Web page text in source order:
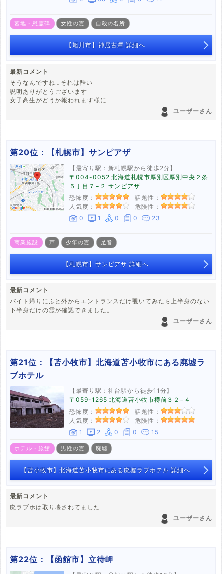
墓地・慰霊碑 女性の霊 自殺の名所
【旭川市】神居古潭 詳細へ
最新コメント
そうなんですね…それは酷い
説明ありがとうございます
女子高生がどうか報われます様に
ユーザーさん
第20位： 【札幌市】サンピアザ
【最寄り駅：新札幌駅から徒歩2分】
〒004-0052 北海道札幌市厚別区厚別中央２条
５丁目７−２ サンピアザ
恐怖度：
話題性：
人気度：
危険性：
0
1 0 0 23
商業施設 声 少年の霊 足音
【札幌市】サンピアザ 詳細へ
最新コメント
バイト帰りにふと外からエントランスだけ覗いてみたら上半身のない
下半身だけの霊が確認できました。
ユーザーさん
第21位：
【苫小牧市】北海道苫小牧市にある廃墟ラ
ブホテル
【最寄り駅：社台駅から徒歩11分】
〒059-1265 北海道苫小牧市樽前３２−４
恐怖度：
話題性：
人気度：
危険性：
1
2 0 0 15
ホテル・旅館 男性の霊 廃墟
【苫小牧市】北海道苫小牧市にある廃墟ラブホテル 詳細へ
最新コメント
廃ラブホは取り壊されてました
ユーザーさん
第22位： 【函館市】立待岬